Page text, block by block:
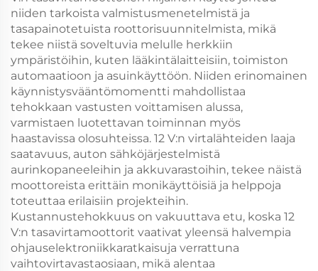
niiden tarkoista valmistusmenetelmistä ja
tasapainotetuista roottorisuunnitelmista, mikä
tekee niistä soveltuvia melulle herkkiin
ympäristöihin, kuten lääkintälaitteisiin, toimiston
automaatioon ja asuinkäyttöön. Niiden erinomainen
käynnistysvääntömomentti mahdollistaa
tehokkaan vastusten voittamisen alussa,
varmistaen luotettavan toiminnan myös
haastavissa olosuhteissa. 12 V:n virtalähteiden laaja
saatavuus, auton sähköjärjestelmistä
aurinkopaneeleihin ja akkuvarastoihin, tekee näistä
moottoreista erittäin monikäyttöisiä ja helppoja
toteuttaa erilaisiin projekteihin.
Kustannustehokkuus on vakuuttava etu, koska 12
V:n tasavirtamoottorit vaativat yleensä halvempia
ohjauselektroniikkaratkaisuja verrattuna
vaihtovirtavastaosiaan, mikä alentaa